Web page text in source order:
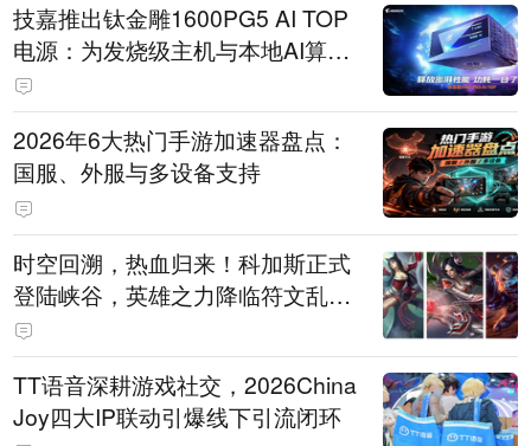
技嘉推出钛金雕1600PG5 AI TOP
电源：为发烧级主机与本地AI算力
打造旗舰供电方案
2026年6大热门手游加速器盘点：
国服、外服与多设备支持
时空回溯，热血归来！科加斯正式
登陆峡谷，英雄之力降临符文乱
斗！
TT语音深耕游戏社交，2026China
Joy四大IP联动引爆线下引流闭环